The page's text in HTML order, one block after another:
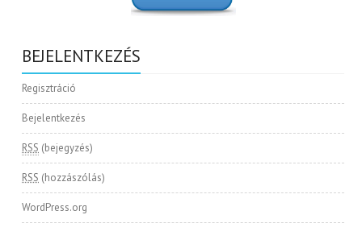
BEJELENTKEZÉS
Regisztráció
Bejelentkezés
RSS (bejegyzés)
RSS (hozzászólás)
WordPress.org